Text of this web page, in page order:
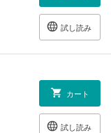
試し読み
カート
試し読み